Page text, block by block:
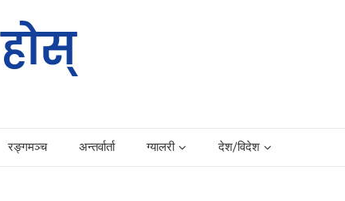
रङ्गमञ्च अन्तर्वार्ता ग्यालरी देश/विदेश